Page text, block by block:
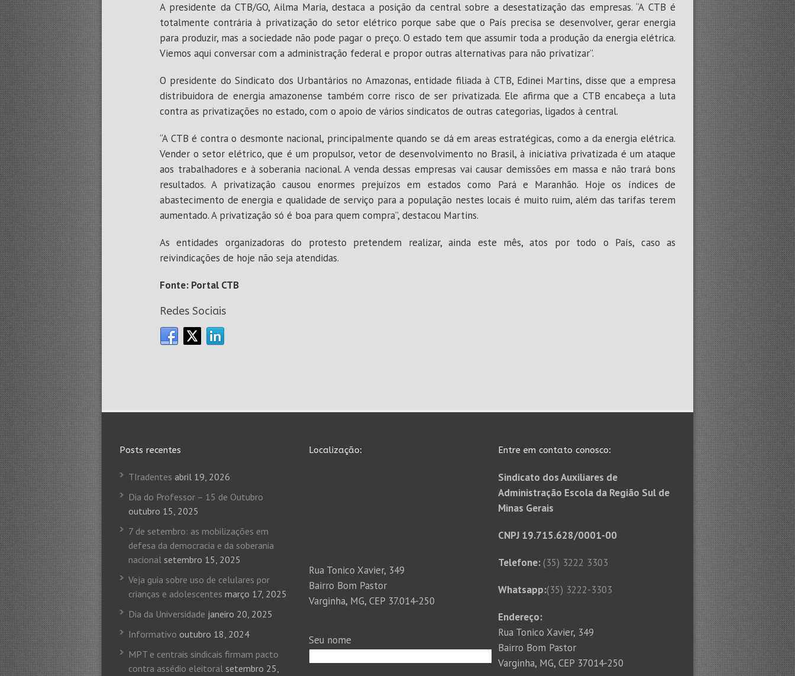
A presidente da CTB/GO, Ailma Maria, destaca a posição da central sobre a desestatização das empresas. “A CTB é
totalmente contrária à privatização do setor elétrico porque sabe que o País precisa se desenvolver, gerar energia
para produzir, mas a sociedade não pode pagar o preço. O estado tem que assumir toda a produção da energia elétrica.
Viemos aqui conversar com a administração federal e propor outras alternativas para não privatizar”.
O presidente do Sindicato dos Urbantários no Amazonas, entidade filiada à CTB, Edinei Martins, disse que a empresa
distribuidora de energia amazonense também corre risco de ser privatizada. Ele afirma que a CTB encabeça a luta
contra as privatizações no estado, com o apoio de vários sindicatos de outras categorias, ligados à central.
“A CTB é contra o desmonte nacional, principalmente quando se dá em areas estratégicas, como a da energia elétrica.
Vender o setor elétrico, que é um propulsor, vetor de desenvolvimento no Brasil, à iniciativa privatizada é um ataque
aos trabalhadores e à soberania nacional. A venda dessas empresas vai causar demissões em massa e não trará bons
resultados. A privatização causou enormes prejuízos em estados como Pará e Maranhão. Hoje os índices de
abastecimento de energia e qualidade de serviço para a população nestes locais é muito ruim, além das tarifas terem
aumentado. A privatização só é boa para quem compra”, destacou Martins.
As entidades organizadoras do protesto pretendem realizar, ainda este mês, atos por todo o País, caso as
reivindicações de hoje não seja atendidas.
Fonte: Portal CTB
Redes Sociais
Posts recentes
TIradentes abril 19, 2026
Dia do Professor – 15 de Outubro
outubro 15, 2025
7 de setembro: as mobilizações em
defesa da democracia e da soberania
nacional setembro 15, 2025
Veja guia sobre uso de celulares por
crianças e adolescentes março 17, 2025
Dia da Universidade janeiro 20, 2025
Informativo outubro 18, 2024
MPT e centrais sindicais firmam pacto
contra assédio eleitoral setembro 25,
Localização:
Rua Tonico Xavier, 349
Bairro Bom Pastor
Varginha, MG, CEP 37.014-250
Seu nome
Entre em contato conosco:
Sindicato dos Auxiliares de
Administração Escola da Região Sul de
Minas Gerais
CNPJ 19.715.628/0001-00
Telefone: (35) 3222 3303
Whatsapp:(35) 3222-3303
Endereço:
Rua Tonico Xavier, 349
Bairro Bom Pastor
Varginha, MG, CEP 37014-250